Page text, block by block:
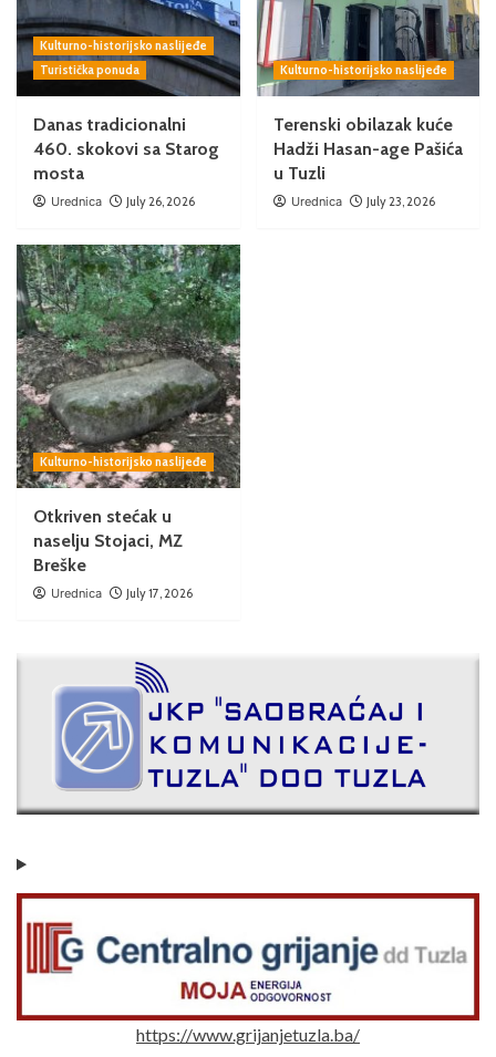
Kulturno-historijsko naslijeđe
Turistička ponuda
Danas tradicionalni
460. skokovi sa Starog
mosta
Urednica July 26, 2026
Kulturno-historijsko naslijeđe
Terenski obilazak kuće
Hadži Hasan-age Pašića
u Tuzli
Urednica July 23, 2026
Kulturno-historijsko naslijeđe
Otkriven stećak u
naselju Stojaci, MZ
Breške
Urednica July 17, 2026
https://www.grijanjetuzla.ba/